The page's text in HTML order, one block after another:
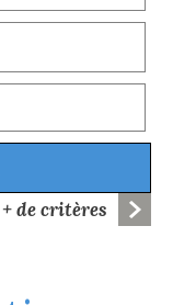
+ de critères